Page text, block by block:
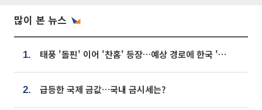
많이 본 뉴스
1. 태풍 '돌핀' 이어 '찬홈' 등장…예상 경로에 한국 '한숨'
2. 급등한 국제 금값…국내 금시세는?